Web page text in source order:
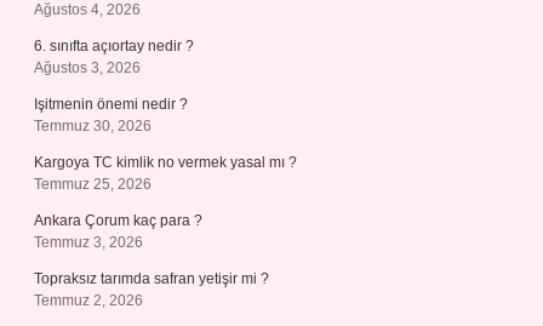
Ağustos 4, 2026
6. sınıfta açıortay nedir ?
Ağustos 3, 2026
Işitmenin önemi nedir ?
Temmuz 30, 2026
Kargoya TC kimlik no vermek yasal mı ?
Temmuz 25, 2026
Ankara Çorum kaç para ?
Temmuz 3, 2026
Topraksız tarımda safran yetişir mi ?
Temmuz 2, 2026